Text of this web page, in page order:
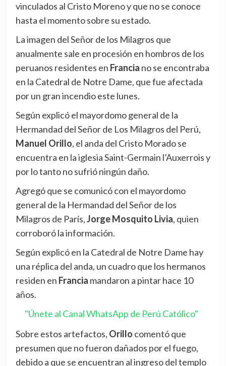
vinculados al Cristo Moreno y que no se conoce
hasta el momento sobre su estado.
La imagen del Señor de los Milagros que
anualmente sale en procesión en hombros de los
peruanos residentes en Francia no se encontraba
en la Catedral de Notre Dame, que fue afectada
por un gran incendio este lunes.
Según explicó el mayordomo general de la
Hermandad del Señor de Los Milagros del Perú,
Manuel Orillo, el anda del Cristo Morado se
encuentra en la iglesia Saint-Germain l’Auxerrois y
por lo tanto no sufrió ningún daño.
Agregó que se comunicó con el mayordomo
general de la Hermandad del Señor de los
Milagros de París,Jorge Mosquito Livia, quien
corroboró la información.
Según explicó en la Catedral de Notre Dame hay
una réplica del anda, un cuadro que los hermanos
residen en Francia mandaron a pintar hace 10
años.
"Únete al Canal WhatsApp de Perú Católico"
Sobre estos artefactos, Orillo comentó que
presumen que no fueron dañados por el fuego,
debido a que se encuentran al ingreso del templo